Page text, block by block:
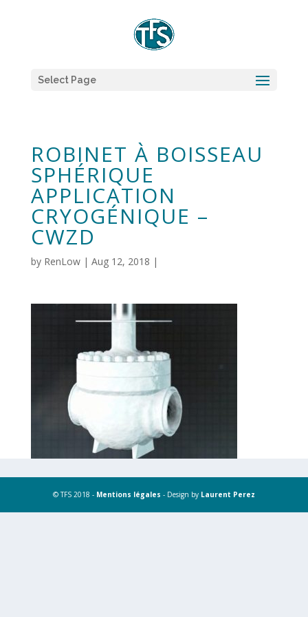
Select Page
ROBINET À BOISSEAU
SPHÉRIQUE
APPLICATION
CRYOGÉNIQUE –
CWZD
by RenLow| Aug 12, 2018 |
© TFS 2018 - Mentions légales - Design by Laurent Perez